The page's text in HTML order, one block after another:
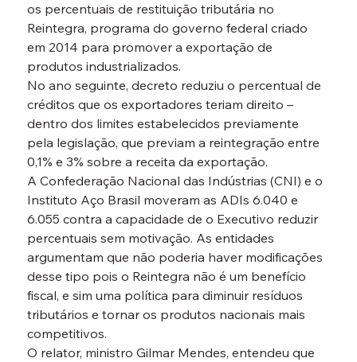
os percentuais de restituição tributária no
Reintegra, programa do governo federal criado
em 2014 para promover a exportação de
produtos industrializados.
No ano seguinte, decreto reduziu o percentual de
créditos que os exportadores teriam direito –
dentro dos limites estabelecidos previamente
pela legislação, que previam a reintegração entre
0,1% e 3% sobre a receita da exportação.
A Confederação Nacional das Indústrias (CNI) e o
Instituto Aço Brasil moveram as ADIs 6.040 e
6.055 contra a capacidade de o Executivo reduzir
percentuais sem motivação. As entidades
argumentam que não poderia haver modificações
desse tipo pois o Reintegra não é um benefício
fiscal, e sim uma política para diminuir resíduos
tributários e tornar os produtos nacionais mais
competitivos.
O relator, ministro Gilmar Mendes, entendeu que